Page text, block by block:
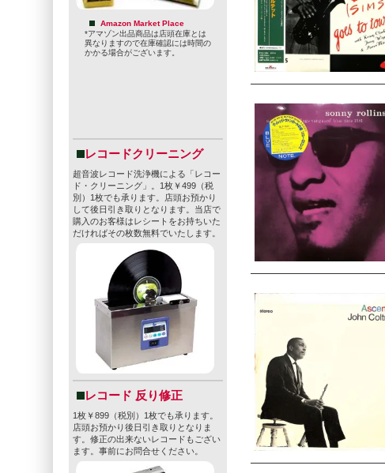
Amazon Market Place
*アマゾン出品商品は店頭在庫とは
異なりますので在庫確認には時間の
かかる場合がございます。
レコードクリーニング
超音波レコード洗浄機による「レコー
ド・クリーニング」。1枚￥499（税
別）1枚でも承ります。店頭お預かり
して後日引き取りとなります。当店で
購入のお客様はレシートをお持ちいた
だければその枚数無料でいたします。
レコード 反り修正
1枚￥899（税別）1枚でも承ります。
店頭お預かり後日引き取りとなりま
す。修正の出来ないレコードもござい
ます。事前にお問合せください。